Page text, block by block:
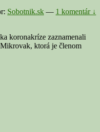
Sobotnik.sk — 1 komentár ↓
koronakríze zaznamenali
ktorá je členom